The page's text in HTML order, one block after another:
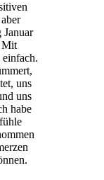
Januar
Mit
uns
uns
habe